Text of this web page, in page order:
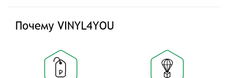
Почему VINYL4YOU